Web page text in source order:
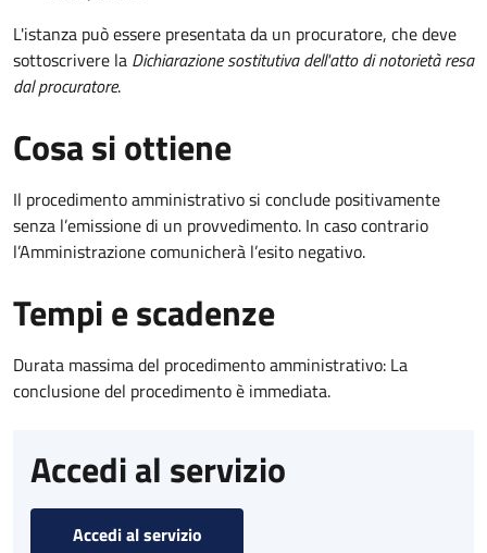
L'istanza può essere presentata da un procuratore, che deve
sottoscrivere la Dichiarazione sostitutiva dell'atto di notorietà resa
dal procuratore.
Cosa si ottiene
Il procedimento amministrativo si conclude positivamente
senza l’emissione di un provvedimento. In caso contrario
l’Amministrazione comunicherà l’esito negativo.
Tempi e scadenze
Durata massima del procedimento amministrativo: La
conclusione del procedimento è immediata.
Accedi al servizio
Accedi al servizio